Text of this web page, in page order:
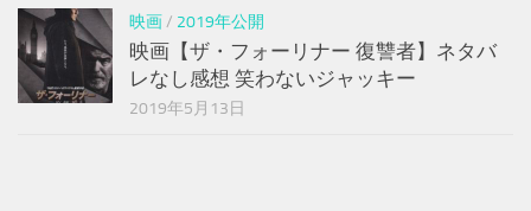
映画/ 2019年公開
映画【ザ・フォーリナー 復讐者】ネタバ
レなし感想 笑わないジャッキー
2019年5月13日